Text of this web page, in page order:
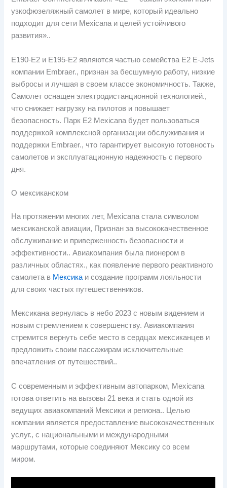
узкофюзеляжный самолет в мире, который идеально
подходит для сети Mexicana и целей устойчивого
развития»..
E190-E2 и E195-E2 являются частью семейства E2 E-Jets
компании Embraer., признан за бесшумную работу, низкие
выбросы и лучшая в своем классе экономичность. Также,
Самолет оснащен электродистанционной технологией.,
что снижает нагрузку на пилотов и повышает
безопасность. Парк E2 Mexicana будет пользоваться
поддержкой комплексной организации обслуживания и
поддержки Embraer., что гарантирует высокую готовность
самолетов и эксплуатационную надежность с первого
дня.
О мексиканском
На протяжении многих лет, Mexicana стала символом
мексиканской авиации, Признан за высококачественное
обслуживание и приверженность безопасности и
эффективности.. Авиакомпания была пионером в
различных областях., как появление первого реактивного
самолета в Мексика и создание программ лояльности
для своих частых путешественников.
Мексикана вернулась в небо 2023 с новым видением и
новым стремлением к совершенству. Авиакомпания
стремится вернуть себе место в сердцах мексиканцев и
предложить своим пассажирам исключительные
впечатления от путешествий..
С современным и эффективным автопарком, Mexicana
готова ответить на вызовы 21 века и стать одной из
ведущих авиакомпаний Мексики и региона.. Целью
компании является предоставление высококачественных
услуг., с национальными и международными
маршрутами, которые соединяют Мексику со всем
миром.